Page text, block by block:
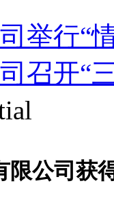
举行“
召开“
限公司获